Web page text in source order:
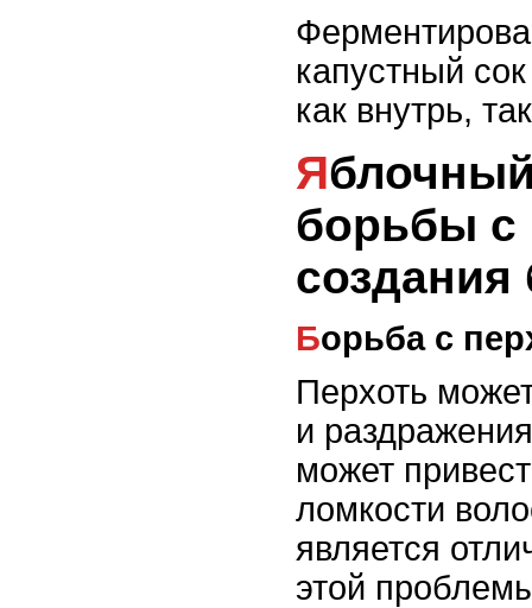
капустный
как внутрь,
Яблочный уксус для
борьбы с
создания
Борьба с
Перхоть
и
может
ломкости
является
этой